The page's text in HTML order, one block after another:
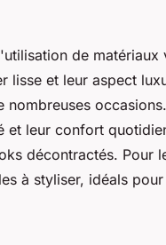
de matériaux
lisse et leur aspect
et leur confort
décontractés. Pour
à styliser, idéals